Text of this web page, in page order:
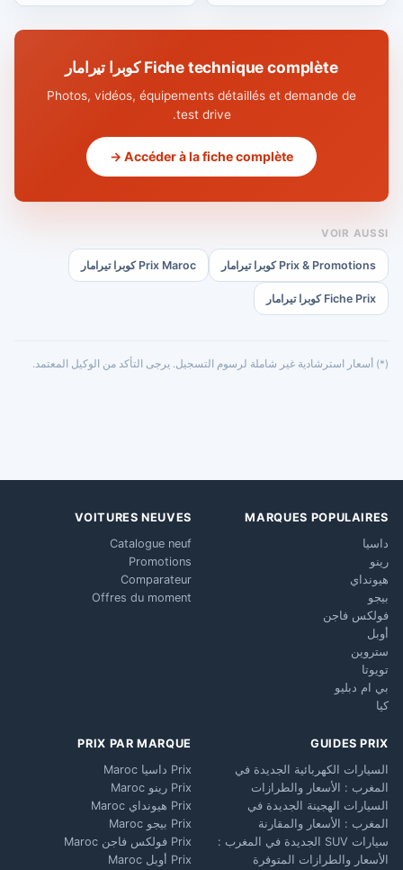
Fiche technique complète كوبرا تيرامار
Photos, vidéos, équipements détaillés et demande de
test drive.
Accéder à la fiche complète →
VOIR AUSSI
Prix & Promotions كوبرا تيرامار Prix Maroc كوبرا تيرامار
Fiche Prix كوبرا تيرامار
(*) أسعار استرشادية غير شاملة لرسوم التسجيل. يرجى التأكد من الوكيل المعتمد.
MARQUES POPULAIRES
داسيا
رينو
هيونداي
بيجو
فولكس فاجن
أوبل
ستروين
تويوتا
بي ام دبليو
كيا
VOITURES NEUVES
Catalogue neuf
Promotions
Comparateur
Offres du moment
GUIDES PRIX
السيارات الكهربائية الجديدة في
المغرب : الأسعار والطرازات
السيارات الهجينة الجديدة في
المغرب : الأسعار والمقارنة
سيارات SUV الجديدة في المغرب :
الأسعار والطرازات المتوفرة
PRIX PAR MARQUE
Prix داسيا Maroc
Prix رينو Maroc
Prix هيونداي Maroc
Prix بيجو Maroc
Prix فولكس فاجن Maroc
Prix أوبل Maroc